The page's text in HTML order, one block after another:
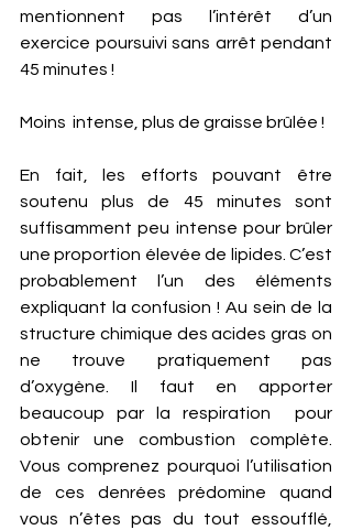
mentionnent pas l’intérêt d’un
exercice poursuivi sans arrêt pendant
45 minutes !
Moins  intense, plus de graisse brûlée !
En fait, les efforts pouvant être
soutenu plus de 45 minutes sont
suffisamment peu intense pour brûler
une proportion élevée de lipides. C’est
probablement l’un des éléments
expliquant la confusion ! Au sein de la
structure chimique des acides gras on
ne trouve pratiquement pas
d’oxygène. Il faut en apporter
beaucoup par la respiration  pour
obtenir une combustion complète.
Vous comprenez pourquoi l’utilisation
de ces denrées prédomine quand
vous n’êtes pas du tout essoufflé,